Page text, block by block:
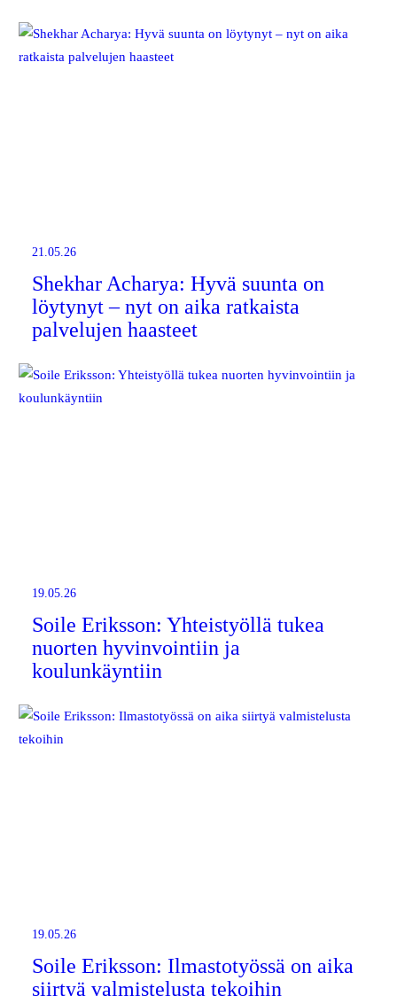
21.05.26
Shekhar Acharya: Hyvä suunta on
löytynyt – nyt on aika ratkaista
palvelujen haasteet
19.05.26
Soile Eriksson: Yhteistyöllä tukea
nuorten hyvinvointiin ja
koulunkäyntiin
19.05.26
Soile Eriksson: Ilmastotyössä on aika
siirtyä valmistelusta tekoihin